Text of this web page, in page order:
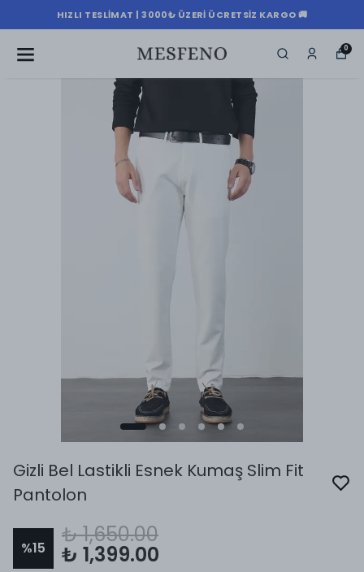
HIZLI TESLIMAT | 3000₺ ÜZERI ÜCRETSIZ KARGO 🚚
0
Gizli Bel Lastikli Esnek Kumaş Slim Fit
Pantolon
%15
₺ 1,650.00
₺ 1,399.00